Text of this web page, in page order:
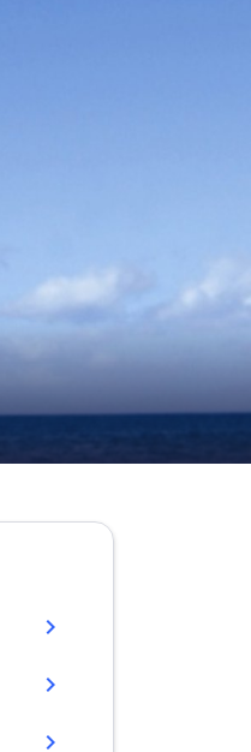
chevron_right
chevron_right
chevron_right